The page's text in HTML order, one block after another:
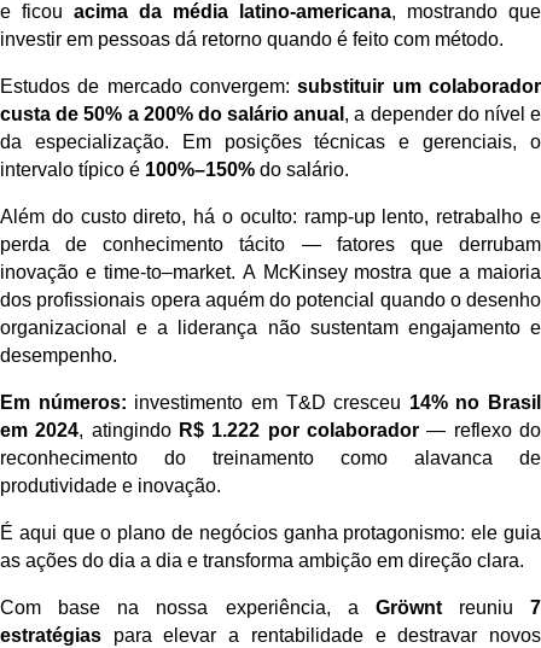
e ficou acima da média latino-americana, mostrando que
investir em pessoas dá retorno quando é feito com método.
Estudos de mercado convergem:substituir um colaborador
custa de 50% a 200% do salário anual , a depender do nível e
da especialização. Em posições técnicas e gerenciais, o
intervalo típico é 100%–150% do salário.
Além do custo direto, há o oculto: ramp-uplento, retrabalho e
perda de conhecimento tácito — fatores que derrubam
inovação e time-to–market. A McKinsey mostra que a maioria
dos profissionais opera aquém do potencial quando o desenho
organizacional e a liderança não sustentam engajamento e
desempenho.
Em números: investimento em T&D cresceu 14% no Brasil
em 2024, atingindo R$ 1.222 por colaborador — reflexo do
reconhecimento do treinamento como alavanca de
produtividade e inovação.
É aqui que o plano de negóciosganha protagonismo: ele guia
as ações do dia a dia e transforma ambição em direção clara.
Com base na nossa experiência, a Gröwntreuniu 7
estratégias para elevar a rentabilidade e destravar novos